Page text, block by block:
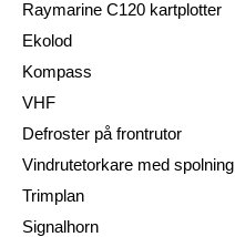
Raymarine C120 kartplotter
Ekolod
Kompass
VHF
Defroster på frontrutor
Vindrutetorkare med spolning
Trimplan
Signalhorn